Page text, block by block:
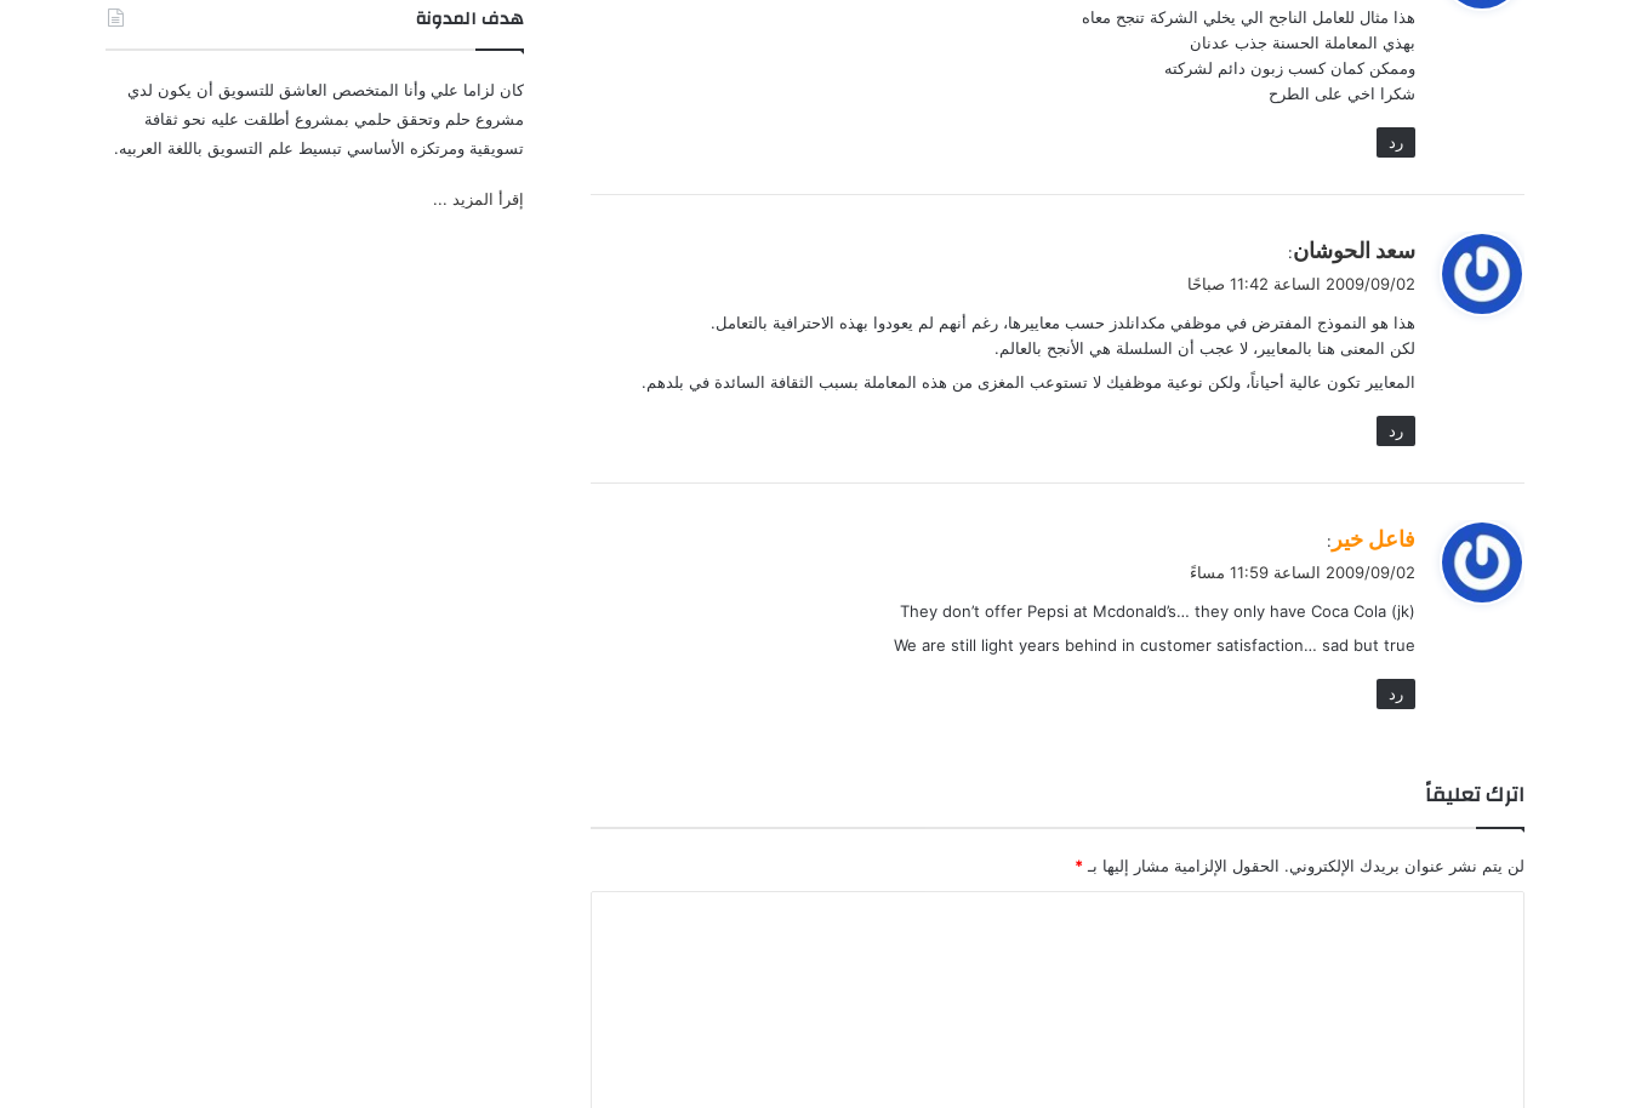
ل
هذا مثال للعامل الناجح الي يخلي الشركة تنجح معاه
بهذي المعاملة الحسنة جذب عدنان
وممكن كمان كسب زبون دائم لشركته
شكرا اخي على الطرح
رد
ي
ل
سعد الحوشان:
2009/09/02 الساعة 11:42 صباحًا
هذا هو النموذج المفترض في موظفي مكدانلدز حسب معاييرها، رغم أنهم لم يعودوا بهذه الاحترافية بالتعامل.
لكن المعنى هنا بالمعايير، لا عجب أن السلسلة هي الأنجح بالعالم.
المعايير تكون عالية أحياناً، ولكن نوعية موظفيك لا تستوعب المغزى من هذه المعاملة بسبب الثقافة السائدة في بلدهم.
رد
ي
ل
فاعل خير :
2009/09/02 الساعة 11:59 مساءً
They don’t offer Pepsi at Mcdonald’s… they only have Coca Cola (jk)
We are still light years behind in customer satisfaction… sad but true
رد
اترك تعليقاً
لن يتم نشر عنوان بريدك الإلكتروني. الحقول الإلزامية مشار إليها بـ *
هدف المدونة
كان لزاما علي وأنا المتخصص العاشق للتسويق أن يكون لدي
مشروع حلم وتحقق حلمي بمشروع أطلقت عليه نحو ثقافة
تسويقية ومرتكزه الأساسي تبسيط علم التسويق باللغة العربيه.
إقرأ المزيد ...